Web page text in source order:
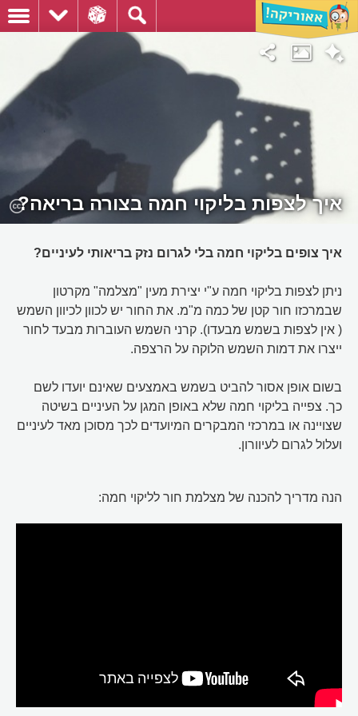
איך לצפות בליקוי חמה בצורה בריאה?
איך צופים בליקוי חמה בלי לגרום נזק בריאותי לעיניים?
ניתן לצפות בליקוי חמה ע"י יצירת מעין "מצלמה" מקרטון
שבמרכזו חור קטן של כמה מ"מ. את החור יש לכוון לכיוון השמש
( אין לצפות בשמש מבעדו). קרני השמש העוברות מבעד לחור
ייצרו את דמות השמש הלוקה על הרצפה.
בשום אופן אסור להביט בשמש באמצעים שאינם יועדו לשם
כך. צפייה בליקוי חמה שלא באופן המגן על העיניים בשיטה
שצויינה או במרכזי המבקרים המיועדים לכך מסוכן מאד לעיניים
ועלול לגרום לעיוורון.
הנה מדריך להכנה של מצלמת חור לליקוי חמה: